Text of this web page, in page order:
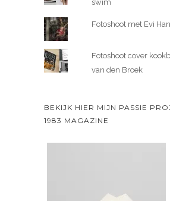
swim
Fotoshoot met Evi
Fotoshoot cover
van den Broek
BEKIJK HIER MIJN PASSIE
1983 MAGAZINE